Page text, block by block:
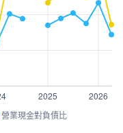
營業現金對負債比